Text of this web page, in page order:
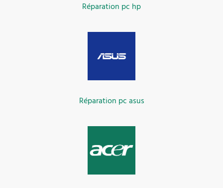
Réparation pc hp
Réparation pc asus